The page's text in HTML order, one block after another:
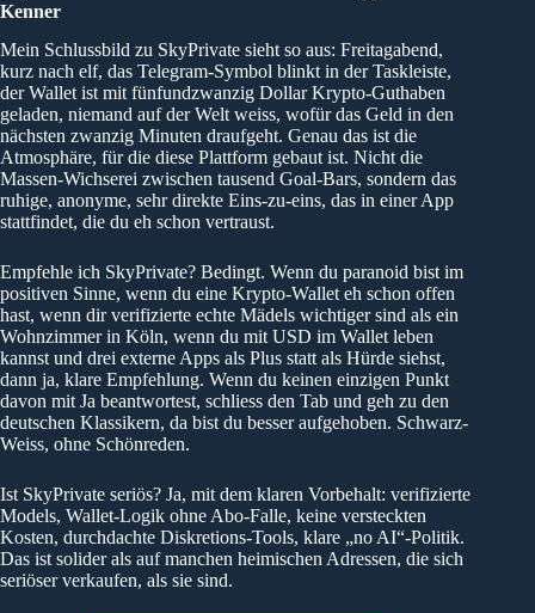
Kenner
Mein Schlussbild zu SkyPrivate sieht so aus: Freitagabend,
kurz nach elf, das Telegram-Symbol blinkt in der Taskleiste,
der Wallet ist mit fünfundzwanzig Dollar Krypto-Guthaben
geladen, niemand auf der Welt weiss, wofür das Geld in den
nächsten zwanzig Minuten draufgeht. Genau das ist die
Atmosphäre, für die diese Plattform gebaut ist. Nicht die
Massen-Wichserei zwischen tausend Goal-Bars, sondern das
ruhige, anonyme, sehr direkte Eins-zu-eins, das in einer App
stattfindet, die du eh schon vertraust.
Empfehle ich SkyPrivate? Bedingt. Wenn du paranoid bist im
positiven Sinne, wenn du eine Krypto-Wallet eh schon offen
hast, wenn dir verifizierte echte Mädels wichtiger sind als ein
Wohnzimmer in Köln, wenn du mit USD im Wallet leben
kannst und drei externe Apps als Plus statt als Hürde siehst,
dann ja, klare Empfehlung. Wenn du keinen einzigen Punkt
davon mit Ja beantwortest, schliess den Tab und geh zu den
deutschen Klassikern, da bist du besser aufgehoben. Schwarz-
Weiss, ohne Schönreden.
Ist SkyPrivate seriös? Ja, mit dem klaren Vorbehalt: verifizierte
Models, Wallet-Logik ohne Abo-Falle, keine versteckten
Kosten, durchdachte Diskretions-Tools, klare „no AI“-Politik.
Das ist solider als auf manchen heimischen Adressen, die sich
seriöser verkaufen, als sie sind.